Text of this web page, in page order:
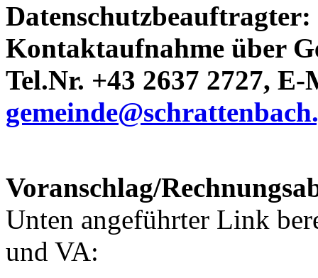
Kontaktaufnahme über
Tel.Nr. +43 2637 2727,
Voranschlag/
Unten angeführter Link
und VA: